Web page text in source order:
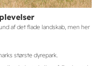
af det flade landskab, men her
største dyrepark.